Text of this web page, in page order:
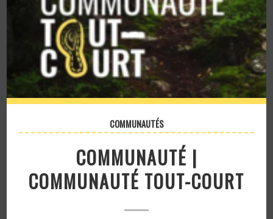
COMMUNAUTÉS
COMMUNAUTÉ |
COMMUNAUTÉ TOUT-COURT